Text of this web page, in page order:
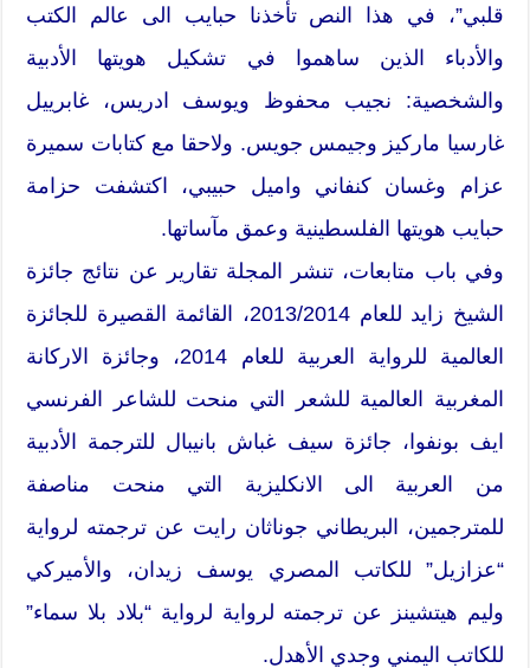
قلبي”، في هذا النص تأخذنا حبايب الى عالم الكتب
والأدباء الذين ساهموا في تشكيل هويتها الأدبية
والشخصية: نجيب محفوظ ويوسف ادريس، غابرييل
غارسيا ماركيز وجيمس جويس. ولاحقا مع كتابات سميرة
عزام وغسان كنفاني واميل حبيبي، اكتشفت حزامة
حبايب هويتها الفلسطينية وعمق مآساتها.
وفي باب متابعات، تنشر المجلة تقارير عن نتائج جائزة
الشيخ زايد للعام 2013/2014، القائمة القصيرة للجائزة
العالمية للرواية العربية للعام 2014، وجائزة الاركانة
المغربية العالمية للشعر التي منحت للشاعر الفرنسي
ايف بونفوا، جائزة سيف غباش بانيبال للترجمة الأدبية
من العربية الى الانكليزية التي منحت مناصفة
للمترجمين، البريطاني جوناثان رايت عن ترجمته لرواية
“عزازيل” للكاتب المصري يوسف زيدان، والأميركي
وليم هيتشينز عن ترجمته لرواية لرواية “بلاد بلا سماء”
للكاتب اليمني وجدي الأهدل.